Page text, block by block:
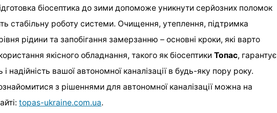
біосептика до зими допоможе уникнути серйозних поломок
стабільну роботу системи. Очищення, утеплення, підтримка
рідини та запобігання замерзанню – основні кроки, які варто
якісного обладнання, такого як біосептики Топас, гарантує
і надійність вашої автономної каналізації в будь-яку пору року.
з рішеннями для автономної каналізації можна на
topas-ukraine.com.ua.